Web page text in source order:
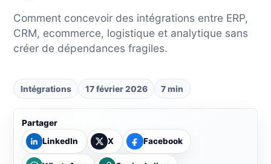
Comment concevoir des intégrations entre ERP,
CRM, ecommerce, logistique et analytique sans
créer de dépendances fragiles.
Intégrations 17 février 2026 7 min
Partager
LinkedIn
X Facebook